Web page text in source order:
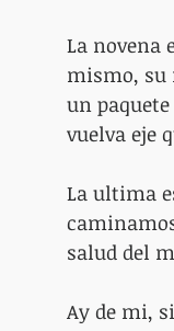
La novena
mismo, su
un
vuelva eje
La ultima
salud del
Ay de mi,